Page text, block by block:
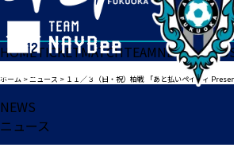
HOMETICKETMATCHTEAMNEWS
ホーム >ニュース > １１／３（日・祝）柏戦 「あと払いペイディ Presents LINEキー
NEWS
ニュース